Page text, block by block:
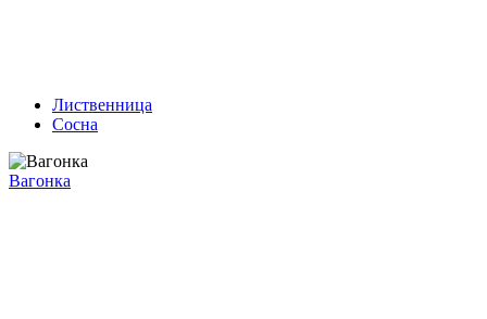
Лиственница
Сосна
Вагонка